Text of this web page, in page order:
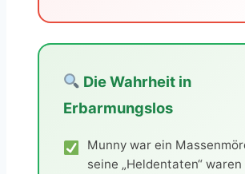
Die Wahrheit in
Erbarmungslos
Munny war ein
seine „Heldentaten“ waren